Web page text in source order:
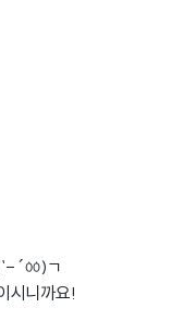
´ㆀ)ㄱ
시니까요!